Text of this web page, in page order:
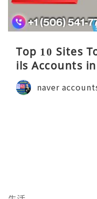
Top 10 Sites
ils Accounts in
naver